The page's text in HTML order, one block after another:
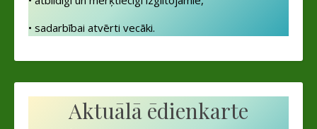
• sadarbībai atvērti vecāki.
Aktuālā ēdienkarte